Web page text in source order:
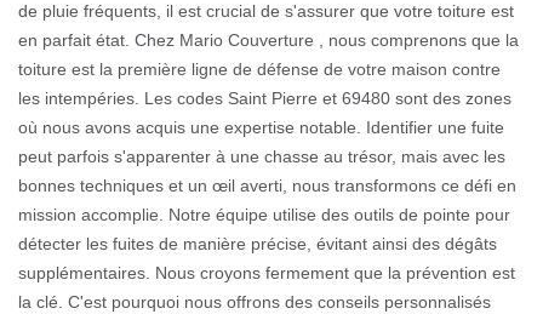
de pluie fréquents, il est crucial de s'assurer que votre toiture est
en parfait état. Chez Mario Couverture , nous comprenons que la
toiture est la première ligne de défense de votre maison contre
les intempéries. Les codes Saint Pierre et 69480 sont des zones
où nous avons acquis une expertise notable. Identifier une fuite
peut parfois s'apparenter à une chasse au trésor, mais avec les
bonnes techniques et un œil averti, nous transformons ce défi en
mission accomplie. Notre équipe utilise des outils de pointe pour
détecter les fuites de manière précise, évitant ainsi des dégâts
supplémentaires. Nous croyons fermement que la prévention est
la clé. C'est pourquoi nous offrons des conseils personnalisés